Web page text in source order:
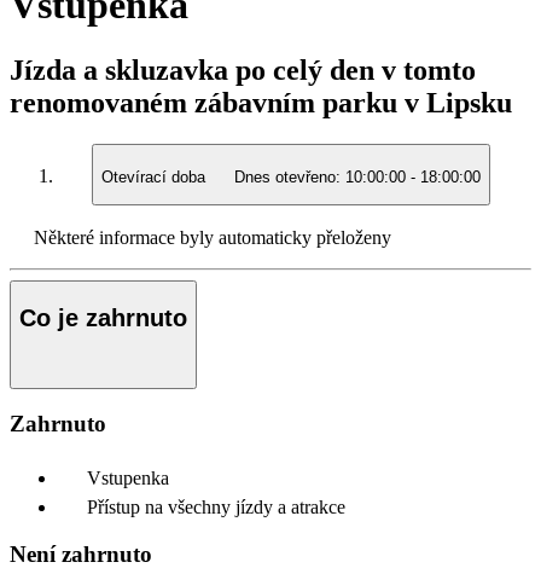
Jízda a skluzavka po celý den v tomto
renomovaném zábavním parku v Lipsku
Otevírací doba Dnes otevřeno: 10:00:00 - 18:00:00
Některé informace byly automaticky přeloženy
Co je zahrnuto
Zahrnuto
Vstupenka
Přístup na všechny jízdy a atrakce
Není zahrnuto